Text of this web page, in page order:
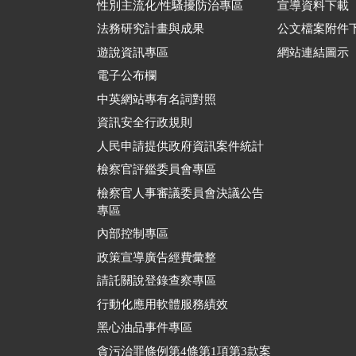
性別主流化/性騷擾防治專區
法務研究計畫與成果
遊說資訊專區
電子公布欄
中英網站專有名詞對照
資訊安全行政規則
人民申請提供政府資訊案件統計
檢察官評鑑委員會專區
檢察官人事審議委員會決議公告
專區
內部控制專區
政策宣導廣告經費彙整
請託關說登錄查察專區
行動化應用軟體服務績效
黑心油品事件專區
貪污治罪條例第4條第1項第3款案
宣導資料下載
公文檔案附件
網站連結圖示